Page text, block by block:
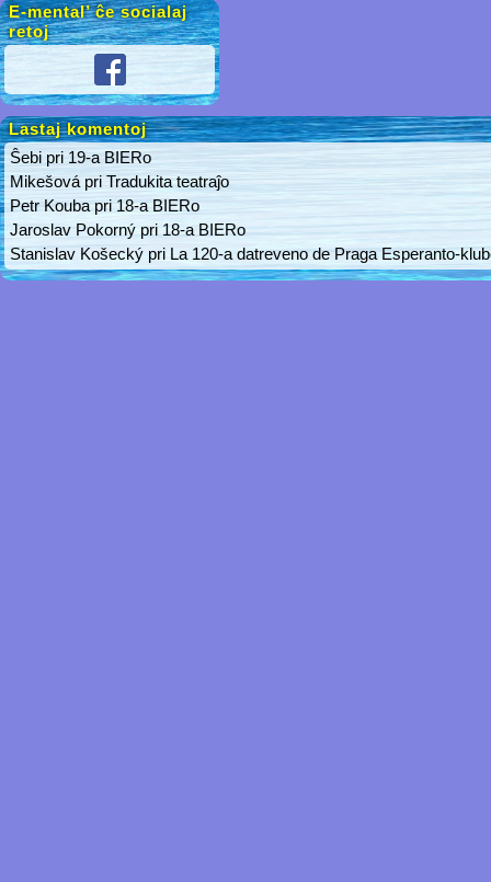
E-mental’ ĉe socialaj
retoj
Lastaj komentoj
Ŝebi pri 19-a BIERo
Mikešová pri Tradukita teatraĵo
Petr Kouba pri 18-a BIERo
Jaroslav Pokorný pri 18-a BIERo
Stanislav Košecký pri La 120-a datreveno de Praga Esperanto-